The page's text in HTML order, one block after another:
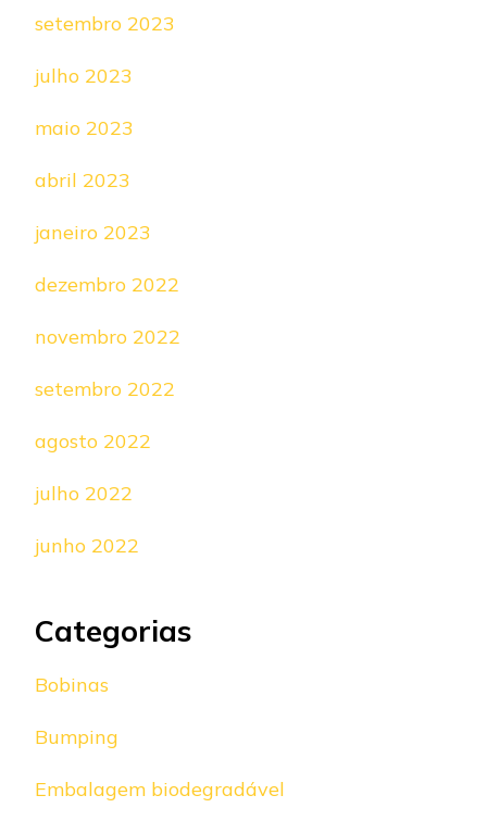
setembro 2023
julho 2023
maio 2023
abril 2023
janeiro 2023
dezembro 2022
novembro 2022
setembro 2022
agosto 2022
julho 2022
junho 2022
Categorias
Bobinas
Bumping
Embalagem biodegradável